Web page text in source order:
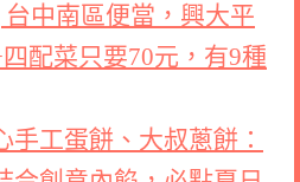
中南區便當，興大平
配菜只要70元，有9種
手工蛋餅、大叔蔥餅：